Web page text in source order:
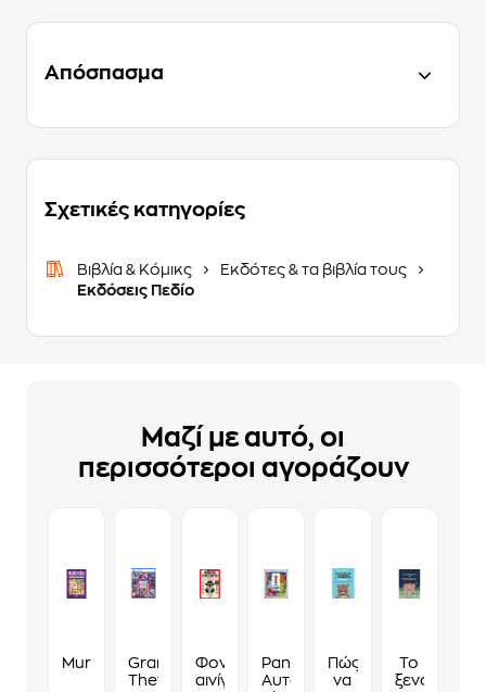
Απόσπασμα
Σχετικές κατηγορίες
Βιβλία & Κόμικς
Εκδότες & τα βιβλία τους
Εκδόσεις Πεδίο
Μαζί με αυτό, οι
περισσότεροι αγοράζουν
MurdokuGrand
Theft
Φονικά
αινίγματα
Panini
Αυτοκόλλητα
Πώς
να
Το
ξενοδοχείο